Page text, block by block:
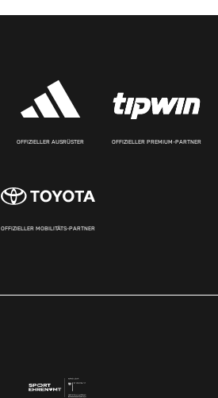
OFFIZIELLER AUSRÜSTER OFFIZIELLER PREMIUM-PARTNER
OFFIZIELLER MOBILITÄTS-PARTNER